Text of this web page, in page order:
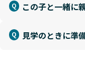
この子と一緒に
見学のときに準